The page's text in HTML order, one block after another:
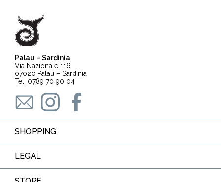
Palau – Sardinia
Via Nazionale 116
07020 Palau – Sardinia
Tel. 0789 70 90 04
SHOPPING
LEGAL